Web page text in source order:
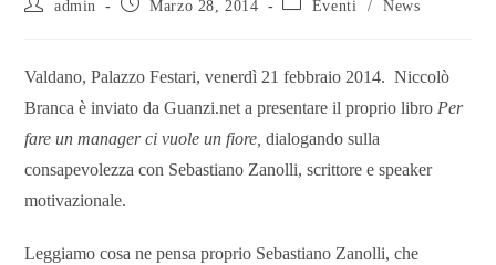
admin Marzo 28, 2014 Eventi / News
Valdano, Palazzo Festari, venerdì 21 febbraio 2014. Niccolò
Branca è inviato da Guanzi.net a presentare il proprio libro Per
fare un manager ci vuole un fiore,dialogando sulla
consapevolezza con Sebastiano Zanolli, scrittore e speaker
motivazionale.
Leggiamo cosa ne pensa proprio Sebastiano Zanolli, che